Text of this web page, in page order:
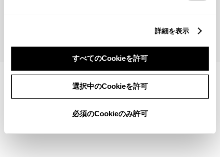
詳細を表示
すべてのCookieを許可
選択中のCookieを許可
必須のCookieのみ許可
TOYOTAアカウント利用規約反社会的勢力に対する基本方針企業情報
©1995-2026 TOYOTA MOTOR CORPORATION. ALL RIGHTS RESERVED.